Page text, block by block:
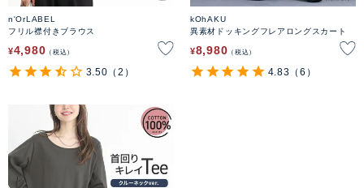
n'OrLABEL
フリル襟付きブラウス
¥4,980 税込
3.50 （2）
kOhAKU
異素材ドッキングフレアロングスカート
¥8,980 税込
4.83 （6）